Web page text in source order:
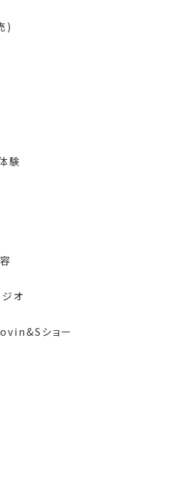
)
験
オ
ショー